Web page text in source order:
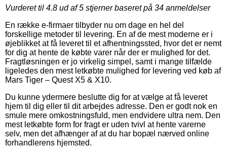
Vurderet til 4.8 ud af 5 stjerner baseret på 34 anmeldelser
En række e-firmaer tilbyder nu om dage en hel del
forskellige metoder til levering. En af de mest moderne er i
øjeblikket at få leveret til et afhentningssted, hvor det er nemt
for dig at hente de købte varer når der er mulighed for det.
Fragtløsningen er jo virkelig simpel, samt i mange tilfælde
ligeledes den mest letkøbte mulighed for levering ved køb af
Mars Tiger – Quest X5 & X10.
Du kunne ydermere beslutte dig for at vælge at få leveret
hjem til dig eller til dit arbejdes adresse. Den er godt nok en
smule mere omkostningsfuld, men endvidere ultra nem. Den
mest letkøbte form for fragt er uden tvivl at hente varerne
selv, men det afhænger af at du har bopæl nærved online
forhandlerens hjemsted.